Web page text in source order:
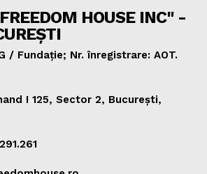
HOUSE INC" -
/ Fundație; Nr. înregistrare: AOT.
I 125, Sector 2, București,